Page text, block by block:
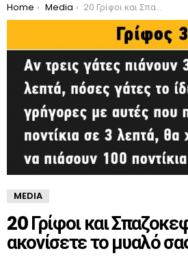
You are here:
Home Media 20 Γρίφοι και Σπαζοκεφαλιές για να ακονίσετε το μυαλό σας.
MEDIA
20 Γρίφοι και
ακονίσετε το μυαλό